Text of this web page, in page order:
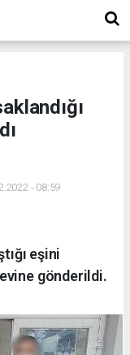
- 08:59
eşini
gönderildi.